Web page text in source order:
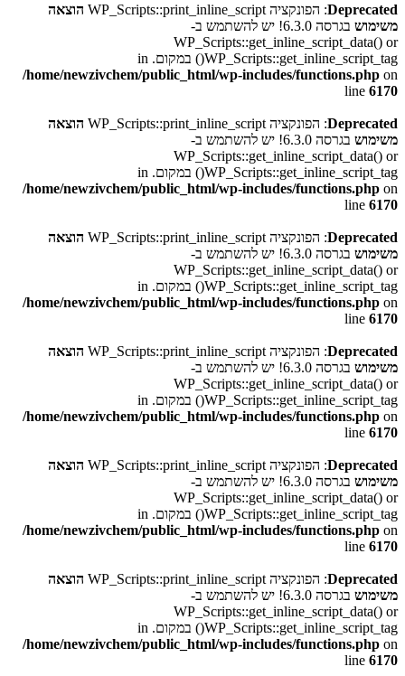
Deprecated: הפונקציה WP_Scripts::print_inline_script
הוצאה
משימוש
בגרסה 6.3.0! יש להשתמש ב-
WP_Scripts::get_inline_script_data() or
WP_Scripts::get_inline_script_tag() במקום. in
/home/newzivchem/public_html/wp-includes/functions.php on
line 6170
Deprecated: הפונקציה WP_Scripts::print_inline_script
הוצאה
משימוש
בגרסה 6.3.0! יש להשתמש ב-
WP_Scripts::get_inline_script_data() or
WP_Scripts::get_inline_script_tag() במקום. in
/home/newzivchem/public_html/wp-includes/functions.php on
line 6170
Deprecated: הפונקציה WP_Scripts::print_inline_script
הוצאה
משימוש
בגרסה 6.3.0! יש להשתמש ב-
WP_Scripts::get_inline_script_data() or
WP_Scripts::get_inline_script_tag() במקום. in
/home/newzivchem/public_html/wp-includes/functions.php on
line 6170
Deprecated: הפונקציה WP_Scripts::print_inline_script
הוצאה
משימוש
בגרסה 6.3.0! יש להשתמש ב-
WP_Scripts::get_inline_script_data() or
WP_Scripts::get_inline_script_tag() במקום. in
/home/newzivchem/public_html/wp-includes/functions.php on
line 6170
Deprecated: הפונקציה WP_Scripts::print_inline_script
הוצאה
משימוש
בגרסה 6.3.0! יש להשתמש ב-
WP_Scripts::get_inline_script_data() or
WP_Scripts::get_inline_script_tag() במקום. in
/home/newzivchem/public_html/wp-includes/functions.php on
line 6170
Deprecated: הפונקציה WP_Scripts::print_inline_script
הוצאה
משימוש
בגרסה 6.3.0! יש להשתמש ב-
WP_Scripts::get_inline_script_data() or
WP_Scripts::get_inline_script_tag() במקום. in
/home/newzivchem/public_html/wp-includes/functions.php on
line 6170